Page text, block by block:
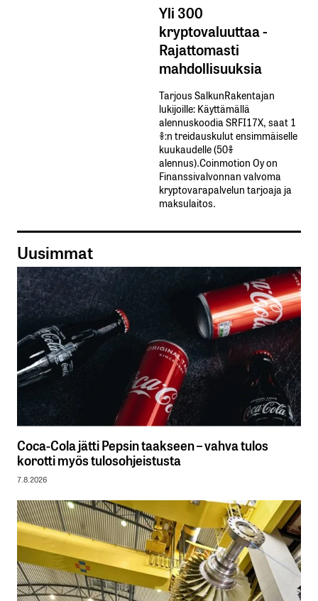
Yli 300
kryptovaluuttaa -
Rajattomasti
mahdollisuuksia
Tarjous SalkunRakentajan
lukijoille: Käyttämällä​ ​
alennuskoodia​ ​SRFI17X,​ ​saat​ ​1
%:n treidauskulut​ ​ensimmäiselle​ ​
kuukaudelle​ ​(50%​ ​
alennus).Coinmotion Oy on
Finanssivalvonnan valvoma
kryptovarapalvelun tarjoaja ja
maksulaitos.
Uusimmat
Coca-Cola jätti Pepsin taakseen – vahva tulos
korotti myös tulosohjeistusta
7.8.2026